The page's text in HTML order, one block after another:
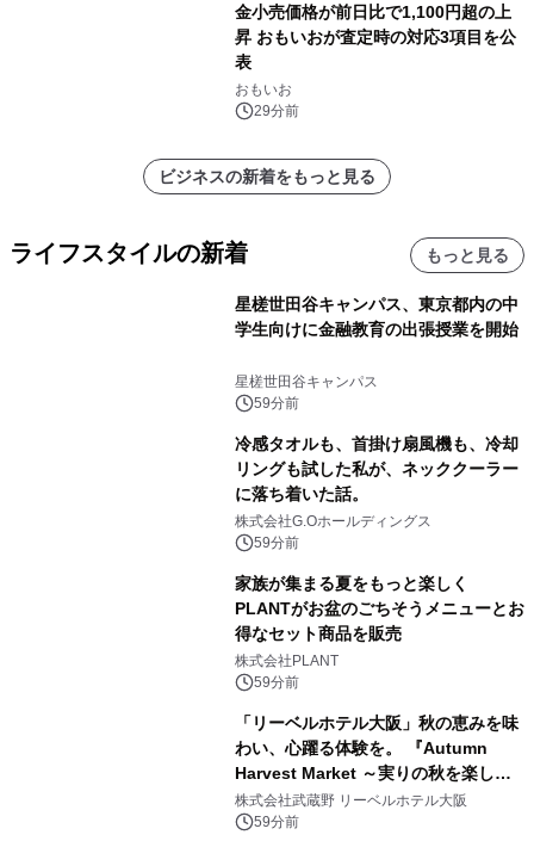
金小売価格が前日比で1,100円超の上
昇 おもいおが査定時の対応3項目を公
表
おもいお
29分前
ビジネスの新着をもっと見る
ライフスタイルの新着 もっと見る
星槎世田谷キャンパス、東京都内の中
学生向けに金融教育の出張授業を開始
星槎世田谷キャンパス
59分前
冷感タオルも、首掛け扇風機も、冷却
リングも試した私が、ネッククーラー
に落ち着いた話。
株式会社G.Oホールディングス
59分前
家族が集まる夏をもっと楽しく
PLANTがお盆のごちそうメニューとお
得なセット商品を販売
株式会社PLANT
59分前
「リーベルホテル大阪」秋の恵みを味
わい、心躍る体験を。 『Autumn
Harvest Market ～実りの秋を楽しむ
ディナー&スイーツビュッフェ～』を9
月18日より開催！
株式会社武蔵野 リーベルホテル大阪
59分前